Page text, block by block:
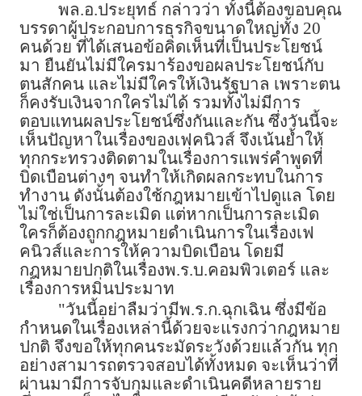
พล.อ.ประยุทธ์ กล่าวว่า ทั้งนี้ต้องขอบคุณ
บรรดาผู้ประกอบการธุรกิจขนาดใหญ่ทั้ง 20
คนด้วย ที่ได้เสนอข้อคิดเห็นที่เป็นประโยชน์
มา ยืนยันไม่มีใครมาร้องขอผลประโยชน์กับ
ตนสักคน และไม่มีใครให้เงินรัฐบาล เพราะตน
ก็คงรับเงินจากใครไม่ได้ รวมทั้งไม่มีการ
ตอบแทนผลประโยชน์ซึ่งกันและกัน ซึ่งวันนี้จะ
เห็นปัญหาในเรื่องของเฟคนิวส์ จึงเน้นย้ำให้
ทุกกระทรวงติดตามในเรื่องการแพร่คำพูดที่
บิดเบือนต่างๆ จนทำให้เกิดผลกระทบในการ
ทำงาน ดังนั้นต้องใช้กฎหมายเข้าไปดูแล โดย
ไม่ใช่เป็นการละเมิด แต่หากเป็นการละเมิด
ใครก็ต้องถูกกฎหมายดำเนินการในเรื่องเฟ
คนิวส์และการให้ความบิดเบือน โดยมี
กฎหมายปกติในเรื่องพ.ร.บ.คอมพิวเตอร์ และ
เรื่องการหมิ่นประมาท
"วันนี้อย่าลืมว่ามีพ.ร.ก.ฉุกเฉิน ซึ่งมีข้อ
กำหนดในเรื่องเหล่านี้ด้วยจะแรงกว่ากฎหมาย
ปกติ จึงขอให้ทุกคนระมัดระวังด้วยแล้วกัน ทุก
อย่างสามารถตรวจสอบได้ทั้งหมด จะเห็นว่าที่
ผ่านมามีการจับกุมและดำเนินคดีหลายราย